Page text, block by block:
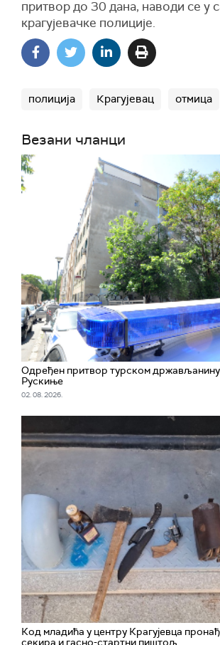
притвор до 30 дана, наводи се у
крагујевачке полиције.
полиција Крагујевац отмица
Везани чланци
Одређен притвор турском држављанину
Рускиње
02. 08. 2026.
Код младића у центру Крагујевца
секира и гасно-стартни пиштољ